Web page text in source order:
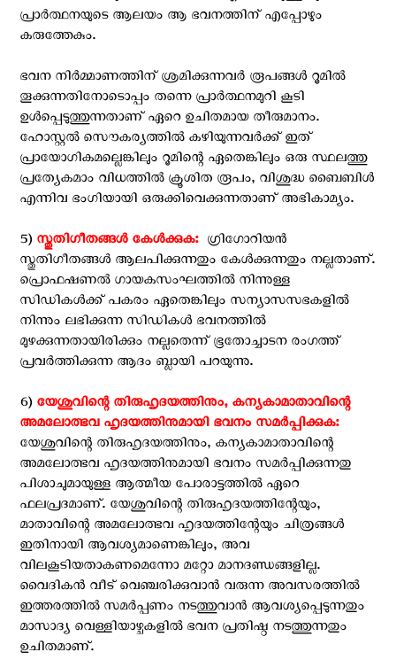
പ്രാര്‍ത്ഥനയുടെ ആലയം ആ ഭവനത്തിന് എപ്പോഴും
കരുത്തേകും.
ഭവന നിര്‍മ്മാണത്തിന് ശ്രമിക്കുന്നവര്‍ രൂപങ്ങള്‍ റൂമില്‍
തൂക്കുന്നതിനോടൊപ്പം തന്നെ പ്രാര്‍ത്ഥനമുറി കൂടി
ഉള്‍പ്പെടുത്തുന്നതാണ് ഏറെ ഉചിതമായ തീരുമാനം.
ഹോസ്റ്റല്‍ സൌകര്യത്തില്‍ കഴിയുന്നവര്‍ക്ക് ഇത്
പ്രായോഗികമല്ലെങ്കിലും റൂമിന്റെ ഏതെങ്കിലും ഒരു സ്ഥലത്തു
പ്രത്യേകമാം വിധത്തില്‍ ക്രൂശിത രൂപം, വിശുദ്ധ ബൈബിള്‍
എന്നിവ ഭംഗിയായി ഒരുക്കിവെക്കുന്നതാണ് അഭികാമ്യം.
5) സ്തുതിഗീതങ്ങള്‍ കേള്‍ക്കുക: ‍ ഗ്രിഗോറിയന്‍
സ്തുതിഗീതങ്ങള്‍ ആലപിക്കുന്നതും കേള്‍ക്കുന്നതും നല്ലതാണ്.
പ്രൊഫഷണല്‍ ഗായകസംഘത്തില്‍ നിന്നുള്ള
സിഡികള്‍ക്ക് പകരം ഏതെങ്കിലും സന്യാസസഭകളില്‍
നിന്നും ലഭിക്കുന്ന സിഡികള്‍ ഭവനത്തില്‍
മുഴക്കുന്നതായിരിക്കും നല്ലതെന്ന് ഭൂതോച്ചാടന രംഗത്ത്
പ്രവര്‍ത്തിക്കുന്ന ആദം ബ്ലായി പറയുന്നു.
6) യേശുവിന്റെ തിരുഹൃദയത്തിനും, കന്യകാമാതാവിന്റെ
അമലോത്ഭവ ഹൃദയത്തിനുമായി ഭവനം സമര്‍പ്പിക്കുക:‍
യേശുവിന്റെ തിരുഹൃദയത്തിനും, കന്യകാമാതാവിന്റെ
അമലോത്ഭവ ഹൃദയത്തിനുമായി ഭവനം സമര്‍പ്പിക്കുന്നതു
പിശാചുമായുള്ള ആത്മീയ പോരാട്ടത്തില്‍ ഏറെ
ഫലപ്രദമാണ്. യേശുവിന്റെ തിരുഹൃദയത്തിന്റേയും,
മാതാവിന്റെ അമലോത്ഭവ ഹൃദയത്തിന്റേയും ചിത്രങ്ങള്‍
ഇതിനായി ആവശ്യമാണെങ്കിലും, അവ
വിലകൂടിയതാകണമെന്നോ മറ്റോ മാനദണ്ഡങ്ങളില്ല.
വൈദികന്‍ വീട് വെഞ്ചരിക്കുവാന്‍ വരുന്ന അവസരത്തില്‍
ഇത്തരത്തില്‍ സമര്‍പ്പണം നടത്തുവാന്‍ ആവശ്യപ്പെടുന്നതും
മാസാദ്യ വെള്ളിയാഴ്ചകളില്‍ ഭവന പ്രതിഷ്ഠ നടത്തുന്നതും
ഉചിതമാണ്.